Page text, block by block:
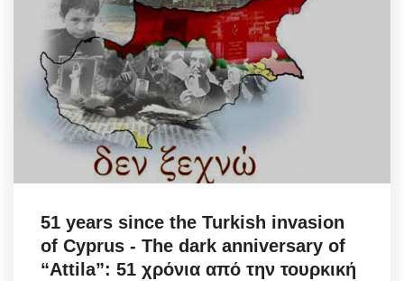
51 years since the Turkish invasion
of Cyprus - The dark anniversary of
“Attila”: 51 χρόνια από την τουρκική